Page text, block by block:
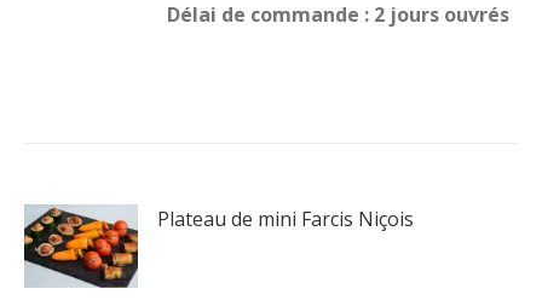
Délai de commande : 2 jours ouvrés
Plateau de mini Farcis Niçois